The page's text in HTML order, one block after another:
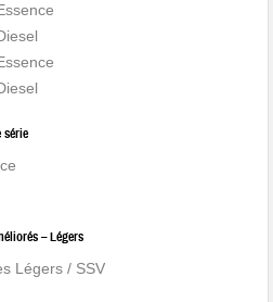
série
– Légers
Légers / SSV